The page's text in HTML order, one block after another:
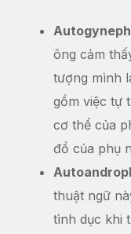
ông cảm
tượng mình
gồm việc tự
cơ thể của
đồ của phụ
thuật ngữ
tình dục khi